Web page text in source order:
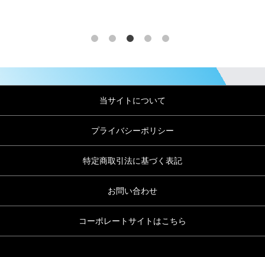
当サイトについて
プライバシーポリシー
特定商取引法に基づく表記
お問い合わせ
コーポレートサイトはこちら